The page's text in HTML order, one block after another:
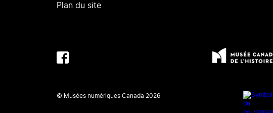
Plan du site
© Musées numériques Canada 2026